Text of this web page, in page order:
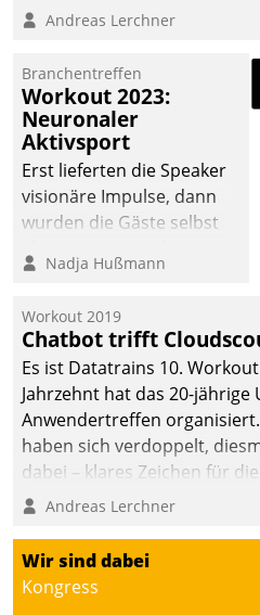
Andreas Lerchner
Branchentreffen
Workout 2023:
Neuronaler
Aktivsport
Erst lieferten die Speaker
visionäre Impulse, dann
wurden die Gäste selbst
methodisch
Quartier. Dazwischen
zeigte Datatrain, was es
Neues zu bieten hat.
Nadja Hußmann
Workout 2019
Chatbot trifft
Es ist Datatrains 10.
Jahrzehnt hat das 20-
Anwendertreffen
haben sich verdoppelt,
dabei – klares Zeichen für
Fokussierung auf den Kunden.
Andreas Lerchner
Wir sind dabei
Kongress